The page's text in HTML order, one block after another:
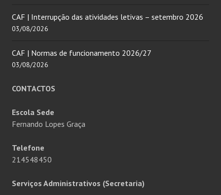
CAF | Interrupção das atividades letivas – setembro 2026
03/08/2026
CAF | Normas de funcionamento 2026/27
03/08/2026
CONTACTOS
Escola Sede
Fernando Lopes Graça
Telefone
214548450
Serviços Administrativos (Secretaria)